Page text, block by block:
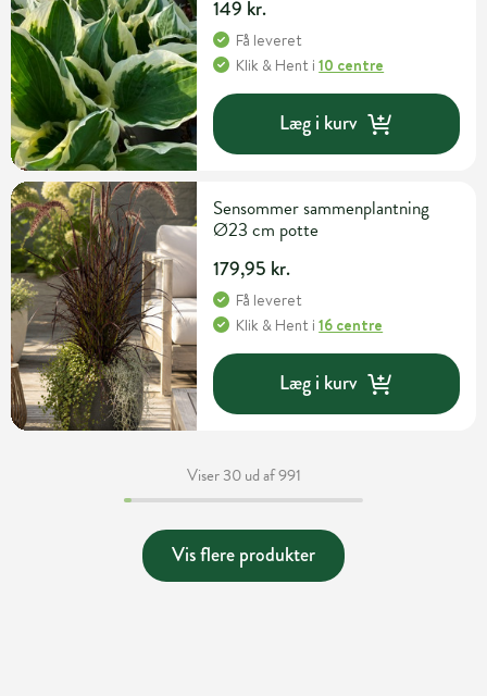
149 kr.
Få leveret
Klik & Hent i10 centre
Læg i kurv
Sensommer sammenplantning
Ø23 cm potte
179,95 kr.
Få leveret
Klik & Hent i16 centre
Læg i kurv
Viser 30 ud af 991
Vis flere produkter